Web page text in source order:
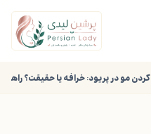
مو در پریود: خرافه یا حقیقت؟